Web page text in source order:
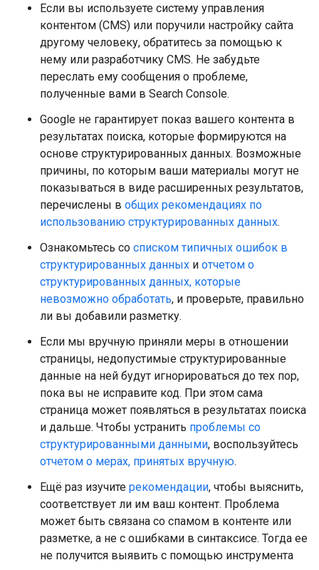
Если вы используете систему управления
контентом (CMS) или поручили настройку сайта
другому человеку, обратитесь за помощью к
нему или разработчику CMS. Не забудьте
переслать ему сообщения о проблеме,
полученные вами в Search Console.
Google не гарантирует показ вашего контента в
результатах поиска, которые формируются на
основе структурированных данных. Возможные
причины, по которым ваши материалы могут не
показываться в виде расширенных результатов,
перечислены в общих рекомендациях по
использованию структурированных данных.
Ознакомьтесь со списком типичных ошибок в
структурированных данных и отчетом о
структурированных данных, которые
невозможно обработать, и проверьте, правильно
ли вы добавили разметку.
Если мы вручную приняли меры в отношении
страницы, недопустимые структурированные
данные на ней будут игнорироваться до тех пор,
пока вы не исправите код. При этом сама
страница может появляться в результатах поиска
и дальше. Чтобы устранить проблемы со
структурированными данными, воспользуйтесь
отчетом о мерах, принятых вручную.
Ещё раз изучите рекомендации, чтобы выяснить,
соответствует ли им ваш контент. Проблема
может быть связана со спамом в контенте или
разметке, а не с ошибками в синтаксисе. Тогда ее
не получится выявить с помощью инструмента